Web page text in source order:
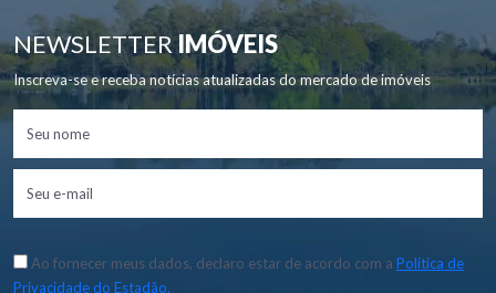
NEWSLETTERIMÓVEIS
Inscreva-se e receba notícias atualizadas do mercado de imóveis
Ao fornecer meus dados, declaro estar de acordo com a Política de
Privacidade do Estadão.